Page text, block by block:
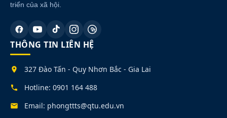
triển của xã hội.
THÔNG TIN LIÊN HỆ
327 Đào Tấn - Quy Nhơn Bắc - Gia Lai
Hotline: 0901 164 488
Email: phongttts@qtu.edu.vn